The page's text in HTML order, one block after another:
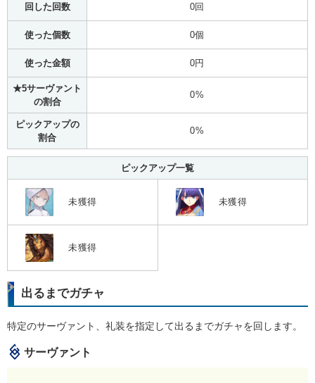
回した回数 0回
使った個数 0個
使った金額 0円
★5サーヴァント
の割合
0%
ピックアップの
割合
0%
ピックアップ一覧
未獲得 未獲得
未獲得
出るまでガチャ
特定のサーヴァント、礼装を指定して出るまでガチャを回します。
サーヴァント